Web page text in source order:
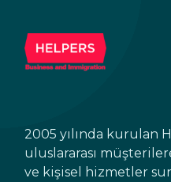
alanında önemli
2005 yılında kurulan
uluslararası
ve kişisel hizmetler